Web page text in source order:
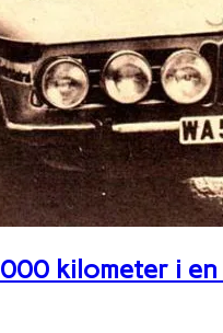
kilometer i